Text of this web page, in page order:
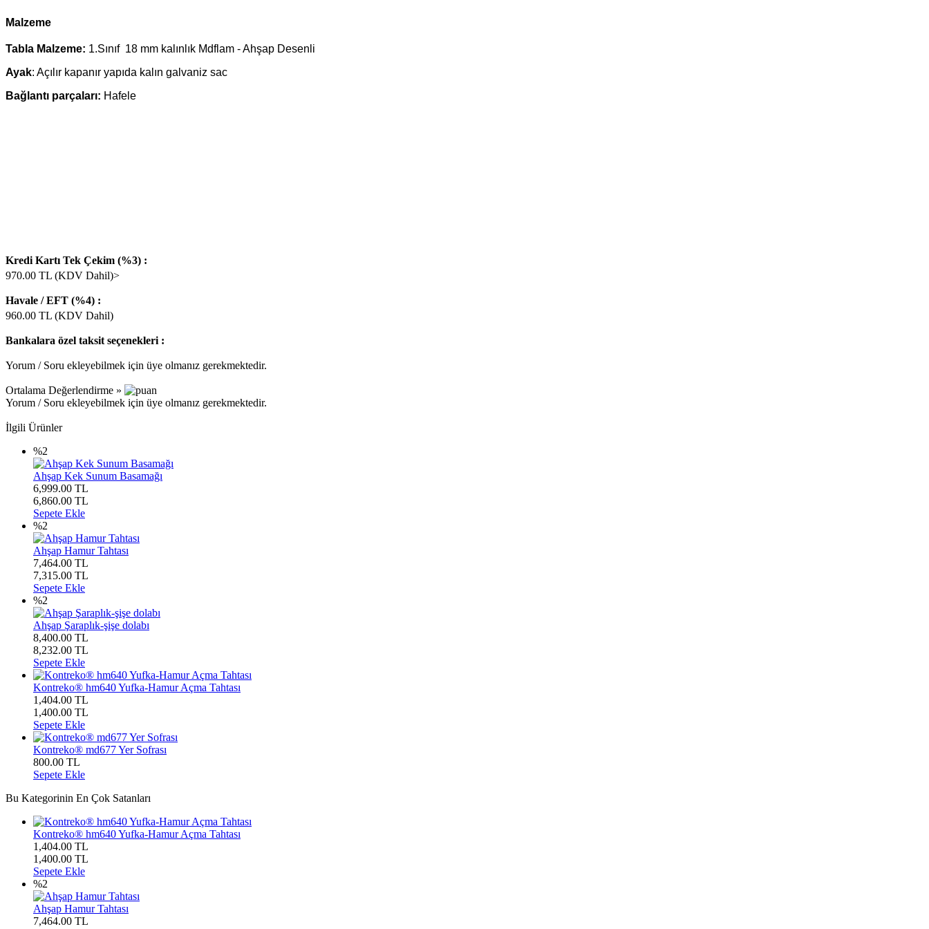
Malzeme
Tabla Malzeme: 1.Sınıf 18 mm kalınlık Mdflam - Ahşap Desenli
Ayak: Açılır kapanır yapıda kalın galvaniz sac
Bağlantı parçaları: Hafele
Kredi Kartı Tek Çekim (%3) :
970.00 TL (KDV Dahil)>
Havale / EFT (%4) :
960.00 TL (KDV Dahil)
Bankalara özel taksit seçenekleri :
Yorum / Soru ekleyebilmek için üye olmanız gerekmektedir.
Ortalama Değerlendirme »
Yorum / Soru ekleyebilmek için üye olmanız gerekmektedir.
İlgili Ürünler
%2
Ahşap Kek Sunum Basamağı
6,999.00 TL
6,860.00 TL
Sepete Ekle
%2
Ahşap Hamur Tahtası
7,464.00 TL
7,315.00 TL
Sepete Ekle
%2
Ahşap Şaraplık-şişe dolabı
8,400.00 TL
8,232.00 TL
Sepete Ekle
Kontreko® hm640 Yufka-Hamur Açma Tahtası
1,404.00 TL
1,400.00 TL
Sepete Ekle
Kontreko® md677 Yer Sofrası
800.00 TL
Sepete Ekle
Bu Kategorinin En Çok Satanları
Kontreko® hm640 Yufka-Hamur Açma Tahtası
1,404.00 TL
1,400.00 TL
Sepete Ekle
%2
Ahşap Hamur Tahtası
7,464.00 TL